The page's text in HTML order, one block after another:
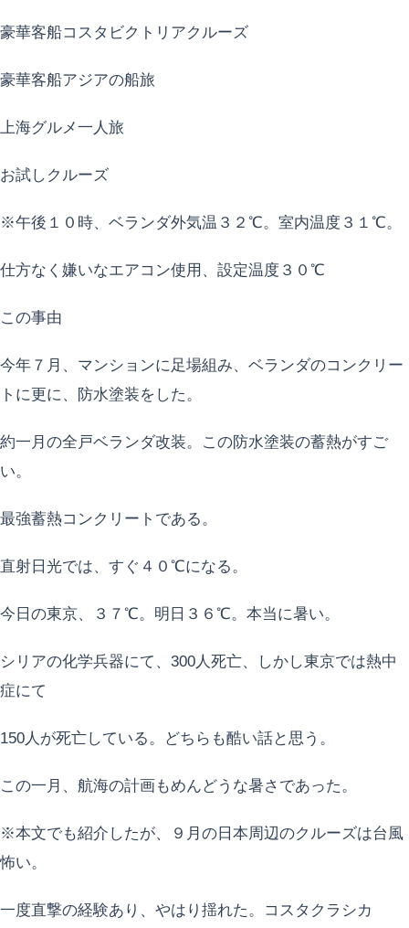
豪華客船コスタビクトリアクルーズ
豪華客船アジアの船旅
上海グルメ一人旅
お試しクルーズ
※午後１０時、ベランダ外気温３２℃。室内温度３１℃。
仕方なく嫌いなエアコン使用、設定温度３０℃
この事由
今年７月、マンションに足場組み、ベランダのコンクリー
トに更に、防水塗装をした。
約一月の全戸ベランダ改装。この防水塗装の蓄熱がすご
い。
最強蓄熱コンクリートである。
直射日光では、すぐ４０℃になる。
今日の東京、３７℃。明日３６℃。本当に暑い。
シリアの化学兵器にて、300人死亡、しかし東京では熱中
症にて
150人が死亡している。どちらも酷い話と思う。
この一月、航海の計画もめんどうな暑さであった。
※本文でも紹介したが、９月の日本周辺のクルーズは台風
怖い。
一度直撃の経験あり、やはり揺れた。コスタクラシカ